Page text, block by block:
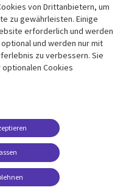
Rechtliches
Beschwerden/Hinweise
Compliance
Datenschutz
Impressum
von Drittanbietern, um
zu gewährleisten. Einige
erforderlich und werden
und werden nur mit
zu verbessern. Sie
Cookies